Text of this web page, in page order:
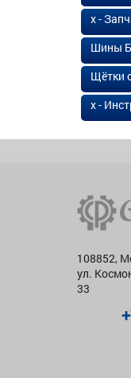
х -
Шины
Щётки
х -
108852,
ул.
33